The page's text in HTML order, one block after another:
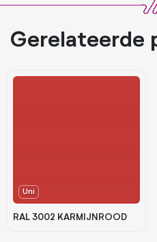
Gerelateerde
Uni
RAL 3002 KARMIJNROOD